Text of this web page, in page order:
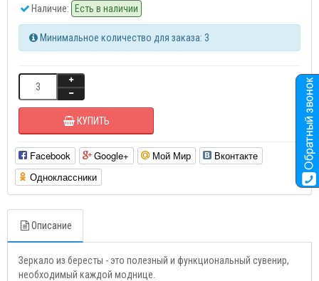
Наличие: Есть в наличии
Минимальное количество для заказа: 3
КУПИТЬ
Facebook Google+ Мой Мир
Вконтакте
Одноклассники
Описание
Зеркало из бересты - это полезный и функциональный сувенир,
необходимый каждой моднице.